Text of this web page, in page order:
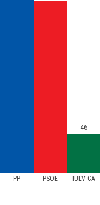
PP PSOE IULV-CA
46